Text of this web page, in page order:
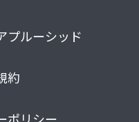
プルーシッド
約
ポリシー